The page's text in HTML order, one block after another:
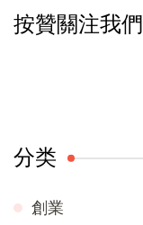
按贊關注我們
分类
創業